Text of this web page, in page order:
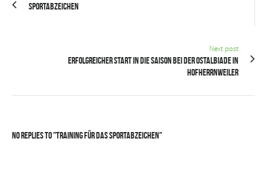
Sportabzeichen
Next post
Erfolgreicher Start in die Saison bei der Ostalbiade in
Hofherrnweiler
No Replies to "Training für das Sportabzeichen"